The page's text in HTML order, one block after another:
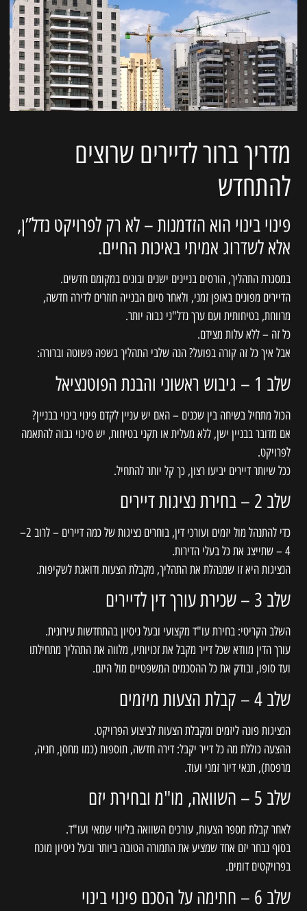
מדריך ברור לדיירים שרוצים
להתחדש
פינוי בינוי הוא הזדמנות – לא רק לפרויקט נדל”ן,
אלא לשדרוג אמיתי באיכות החיים.
במסגרת התהליך, הורסים בניינים ישנים ובונים במקומם חדשים.
הדיירים מפונים באופן זמני, ולאחר סיום הבנייה חוזרים לדירה חדשה,
מרווחת, בטיחותית ועם ערך נדל"ני גבוה יותר.
כל זה – ללא עלות מצידם.
אבל איך כל זה קורה בפועל? הנה שלבי התהליך בשפה פשוטה וברורה:
שלב 1 – גיבוש ראשוני והבנת הפוטנציאל
הכול מתחיל בשיחה בין שכנים – האם יש עניין לקדם פינוי בינוי בבניין?
אם מדובר בבניין ישן, ללא מעלית או תקני בטיחות, יש סיכוי גבוה להתאמה
לפרויקט.
ככל שיותר דיירים יביעו רצון, כך קל יותר להתחיל.
שלב 2 – בחירת נציגות דיירים
כדי להתנהל מול יזמים ועורכי דין, בוחרים נציגות של כמה דיירים – לרוב 2–
4 – שתייצג את כל בעלי הדירות.
הנציגות היא זו שמנהלת את התהליך, מקבלת הצעות ודואגת לשקיפות.
שלב 3 – שכירת עורך דין לדיירים
השלב הקריטי: בחירת עו"ד מקצועי ובעל ניסיון בהתחדשות עירונית.
עורך הדין מוודא שכל דייר מקבל את זכויותיו, מלווה את התהליך מתחילתו
ועד סופו, ובודק את כל ההסכמים המשפטיים מול היזם.
שלב 4 – קבלת הצעות מיזמים
הנציגות פונה ליזמים ומקבלת הצעות לביצוע הפרויקט.
ההצעה כוללת מה כל דייר יקבל: דירה חדשה, תוספות (כמו מחסן, חניה,
מרפסת), תנאי דיור זמני ועוד.
שלב 5 – השוואה, מו"מ ובחירת יזם
לאחר קבלת מספר הצעות, עורכים השוואה בליווי שמאי ועו"ד.
בסוף נבחר יזם אחד שמציע את התמורה הטובה ביותר ובעל ניסיון מוכח
בפרויקטים דומים.
שלב 6 – חתימה על הסכם פינוי בינוי